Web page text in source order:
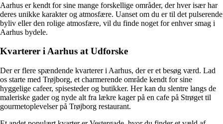
Aarhus er kendt for sine mange forskellige områder, der hver især har
deres unikke karakter og atmosfære. Uanset om du er til det pulserende
byliv eller den rolige atmosfære, vil du finde noget for enhver smag i
Aarhus bydele.
Kvarterer i Aarhus at Udforske
Der er flere spændende kvarterer i Aarhus, der er et besøg værd. Lad
os starte med Trøjborg, et charmerende område kendt for sine
hyggelige cafeer, spisesteder og butikker. Her kan du slentre langs de
maleriske gader og nyde alt fra lækre kager på en cafe på Strøget til
gourmetoplevelser på Trøjborg restaurant.